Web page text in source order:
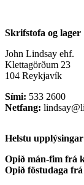
Skrifstofa og lager
John Lindsay ehf.
Klettagörðum 23
104 Reykjavík
Sími: 533 2600
Netfang:
Helstu upplýsingar
Opið mán-fim frá
Opið föstudaga